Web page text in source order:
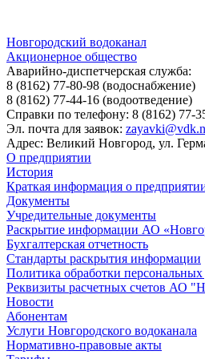
Новгородский водоканал
Акционерное общество
Аварийно-диспетчерская служба:
8 (8162) 77-80-98 (водоснабжение)
8 (8162) 77-44-16 (водоотведение)
Справки по телефону: 8 (8162) 77-
Эл. почта для заявок:
Адрес: Великий Новгород, ул.
О предприятии
История
Краткая информация о
Документы
Учредительные документы
Раскрытие информации АО
Бухгалтерская отчетность
Стандарты раскрытия информации
Политика обработки
Реквизиты расчетных счетов АО
Новости
Абонентам
Услуги Новгородского водоканала
Нормативно-правовые акты